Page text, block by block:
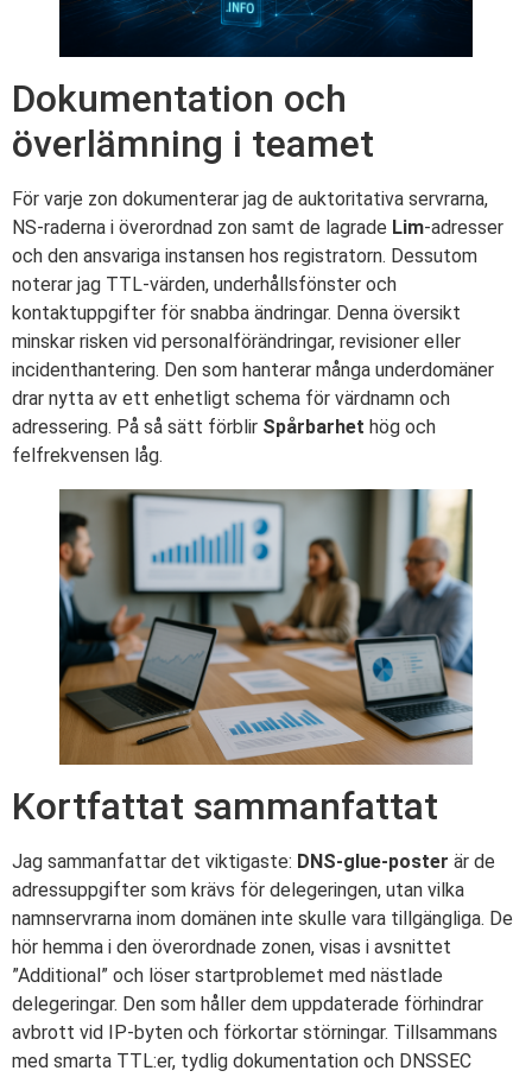
Dokumentation och
överlämning i teamet
För varje zon dokumenterar jag de auktoritativa servrarna,
NS-raderna i överordnad zon samt de lagrade Lim-adresser
och den ansvariga instansen hos registratorn. Dessutom
noterar jag TTL-värden, underhållsfönster och
kontaktuppgifter för snabba ändringar. Denna översikt
minskar risken vid personalförändringar, revisioner eller
incidenthantering. Den som hanterar många underdomäner
drar nytta av ett enhetligt schema för värdnamn och
adressering. På så sätt förblir Spårbarhet hög och
felfrekvensen låg.
Kortfattat sammanfattat
Jag sammanfattar det viktigaste: DNS-glue-poster är de
adressuppgifter som krävs för delegeringen, utan vilka
namnservrarna inom domänen inte skulle vara tillgängliga. De
hör hemma i den överordnade zonen, visas i avsnittet
”Additional” och löser startproblemet med nästlade
delegeringar. Den som håller dem uppdaterade förhindrar
avbrott vid IP-byten och förkortar störningar. Tillsammans
med smarta TTL:er, tydlig dokumentation och DNSSEC